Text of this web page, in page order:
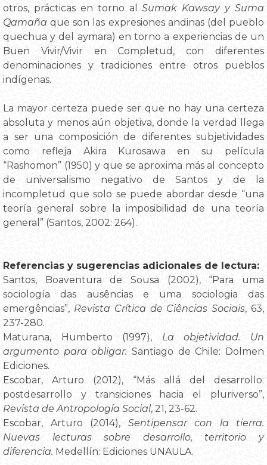
otros, prácticas en torno alSumak Kawsay y Suma
Qamaña que son las expresiones andinas (del pueblo
quechua y del aymara) en torno a experiencias de un
Buen Vivir/Vivir en Completud, con diferentes
denominaciones y tradiciones entre otros pueblos
indígenas.
La mayor certeza puede ser que no hay una certeza
absoluta y menos aún objetiva, donde la verdad llega
a ser una composición de diferentes subjetividades
como refleja Akira Kurosawa en su película
“Rashomon” (1950) y que se aproxima más al concepto
de universalismo negativo de Santos y de la
incompletud que solo se puede abordar desde “una
teoría general sobre la imposibilidad de una teoría
general” (Santos, 2002: 264).
Referencias y sugerencias adicionales de lectura:
Santos, Boaventura de Sousa (2002), “Para uma
sociología das ausências e uma sociologia das
emergências”, Revista Crítica de Ciências Sociais, 63,
237-280.
Maturana, Humberto (1997), La objetividad. Un
argumento para obligar. Santiago de Chile: Dolmen
Ediciones.
Escobar, Arturo (2012), “Más allá del desarrollo:
postdesarrollo y transiciones hacia el pluriverso”,
Revista de Antropología Social, 21, 23-62.
Escobar, Arturo (2014), Sentipensar con la tierra.
Nuevas lecturas sobre desarrollo, territorio y
diferencia. Medellín: Ediciones UNAULA.